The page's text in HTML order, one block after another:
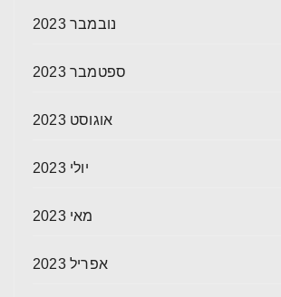
נובמבר 2023
ספטמבר 2023
אוגוסט 2023
יולי 2023
מאי 2023
אפריל 2023